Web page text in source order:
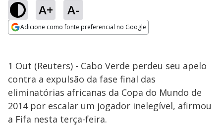
A+ A-
Adicione como fonte preferencial no Google
1 Out (Reuters) - Cabo Verde perdeu seu apelo
contra a expulsão da fase final das
eliminatórias africanas da Copa do Mundo de
2014 por escalar um jogador inelegível, afirmou
a Fifa nesta terça-feira.